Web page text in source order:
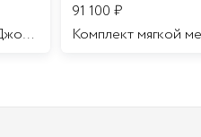
Комплект мягкой мебели Джоконда
91 100 ₽